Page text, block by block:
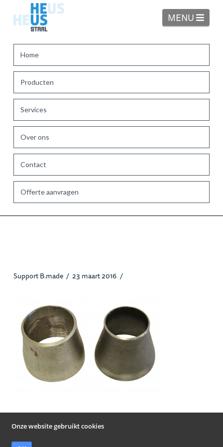
Onze website gebruikt cookies
MENU
Home
Producten
Services
Over ons
Contact
Offerte aanvragen
Support B.made 23 maart 2016